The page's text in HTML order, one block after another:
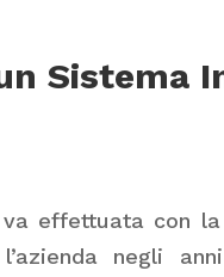
Sistema
effettuata con
l’azienda negli